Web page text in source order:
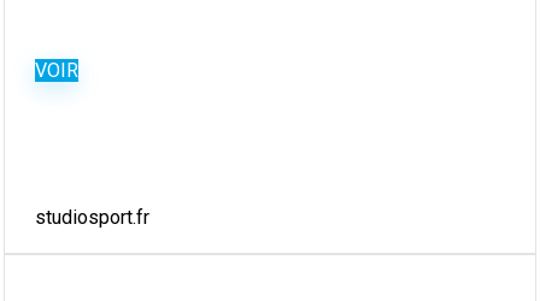
VOIR
studiosport.fr